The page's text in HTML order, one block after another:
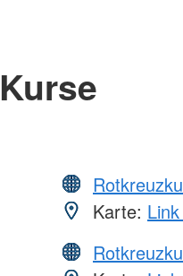
Kurse
Karte: